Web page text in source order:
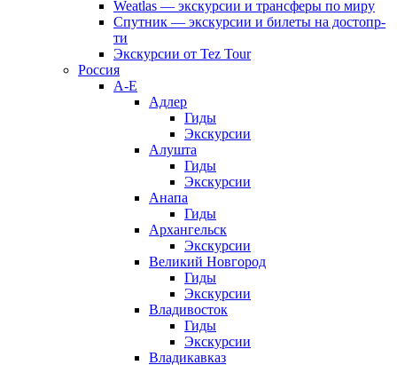
Weatlas — экскурсии и трансферы по миру
Спутник — экскурсии и билеты на достопр-
ти
Экскурсии от Tez Tour
Россия
А-Е
Адлер
Гиды
Экскурсии
Алушта
Гиды
Экскурсии
Анапа
Гиды
Архангельск
Экскурсии
Великий Новгород
Гиды
Экскурсии
Владивосток
Гиды
Экскурсии
Владикавказ